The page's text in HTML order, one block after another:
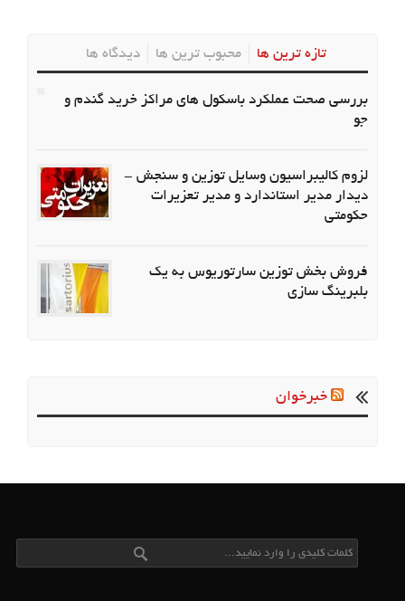
تازه ترین ها محبوب ترین ها
دیدگاه ها
بررسی صحت عملکرد باسکول های مراکز خرید گندم و
جو
لزوم کالیبراسیون وسایل توزین و سنجش -
دیدار مدیر استاندارد و مدیر تعزیرات
حکومتی
فروش بخش توزین سارتوریوس به یک
بلبرینگ سازی
خبرخوان